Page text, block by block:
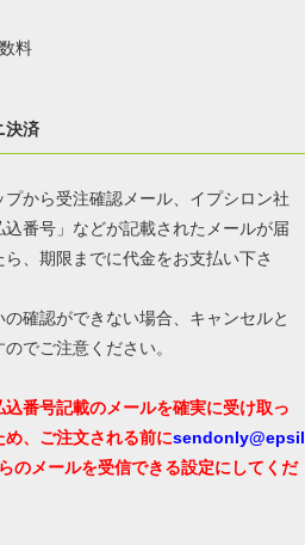
料
決済
プから受注確認メール、イプシロン社
込番号」などが記載されたメールが届
ら、期限までに代金をお支払い下さ
の確認ができない場合、キャンセルと
でご注意ください。
込番号記載のメールを確実に受け取っ
め、ご注文される前にsendonly@epsil
のメールを受信できる設定にしてくだ